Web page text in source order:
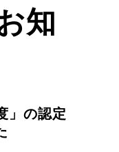
知
」の認定